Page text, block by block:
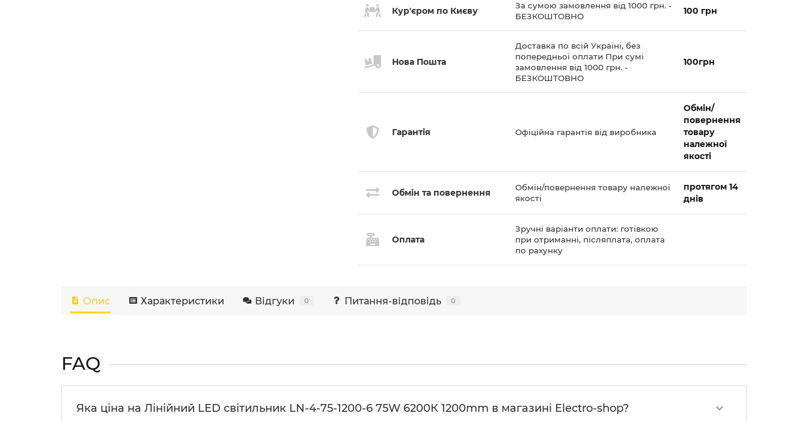
Кур'єром по Києву
За сумою замовлення від 1000 грн. -
БЕЗКОШТОВНО
100 грн
Нова Пошта
Доставка по всій Україні, без
попередньої оплати При сумі
замовлення від 1000 грн. -
БЕЗКОШТОВНО
100грн
Гарантія Офіційна гарантія від виробника
Обмін/
повернення
товару
належної
якості
Обмін та повернення
Обмін/повернення товару належної
якості
протягом 14
днів
Оплата
Зручні варіанти оплати: готівкою
при отриманні, післяплата, оплата
по рахунку
Опис Характеристики Відгуки 0 Питання-відповідь 0
FAQ
Яка ціна на Лінійний LED світильник LN-4-75-1200-6 75W 6200К 1200mm в магазині Electro-shop?